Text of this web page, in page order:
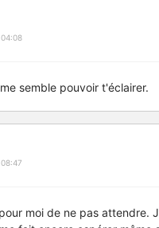
semble pouvoir t'éclairer.
moi de ne pas attendre.